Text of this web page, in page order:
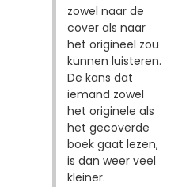
zowel naar de
cover als naar
het origineel zou
kunnen luisteren.
De kans dat
iemand zowel
het originele als
het gecoverde
boek gaat lezen,
is dan weer veel
kleiner.